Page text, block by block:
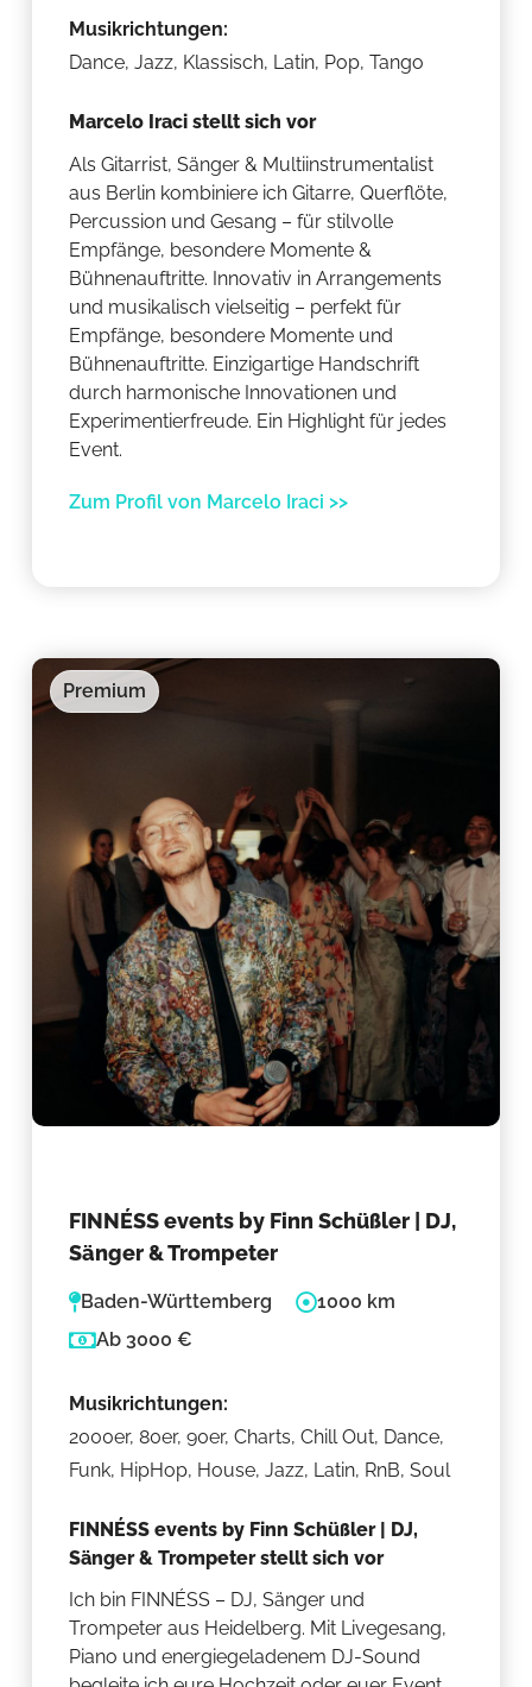
Musikrichtungen:
Dance, Jazz, Klassisch, Latin, Pop, Tango
Marcelo Iraci stellt sich vor
Als Gitarrist, Sänger & Multiinstrumentalist
aus Berlin kombiniere ich Gitarre, Querflöte,
Percussion und Gesang – für stilvolle
Empfänge, besondere Momente &
Bühnenauftritte. Innovativ in Arrangements
und musikalisch vielseitig – perfekt für
Empfänge, besondere Momente und
Bühnenauftritte. Einzigartige Handschrift
durch harmonische Innovationen und
Experimentierfreude. Ein Highlight für jedes
Event.
Zum Profil von Marcelo Iraci >>
Premium
FINNÉSS events by Finn Schüßler | DJ,
Sänger & Trompeter
Baden-Württemberg
1000 km
Ab 3000 €
Musikrichtungen:
2000er, 80er, 90er, Charts, Chill Out, Dance,
Funk, HipHop, House, Jazz, Latin, RnB, Soul
FINNÉSS events by Finn Schüßler | DJ,
Sänger & Trompeter stellt sich vor
Ich bin FINNÉSS – DJ, Sänger und
Trompeter aus Heidelberg. Mit Livegesang,
Piano und energiegeladenem DJ-Sound